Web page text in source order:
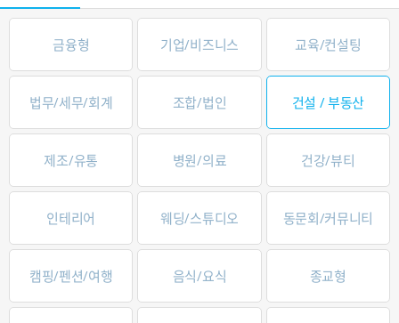
금융형 기업/비즈니스 교육/컨설팅
법무/세무/회계 조합/법인 건설 / 부동산
제조/유통 병원/의료 건강/뷰티
인테리어 웨딩/스튜디오 동문회/커뮤니티
캠핑/펜션/여행 음식/요식 종교형